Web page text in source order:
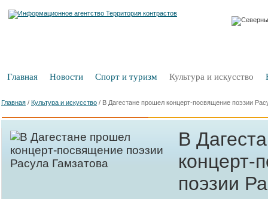
Главная Новости Спорт и туризм Культура и искусство
Главная / Культура и искусство / В Дагестане прошел концерт-посвящение поэзии
В
концерт-
поэзии